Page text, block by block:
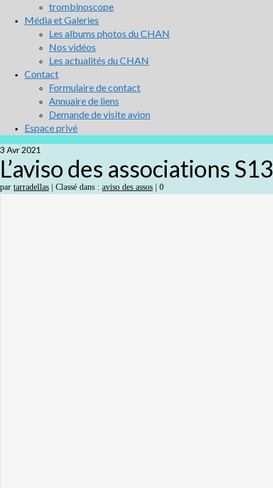
trombinoscope
Média et Galeries
Les albums photos du CHAN
Nos vidéos
Les actualités du CHAN
Contact
Formulaire de contact
Annuaire de liens
Demande de visite avion
Espace privé
3 Avr 2021
L’aviso des associations S13
par tarradellas Classé dans : aviso des assos 0